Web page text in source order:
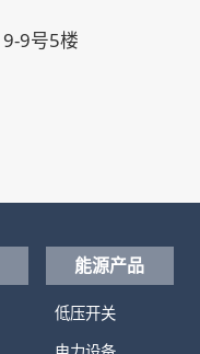
9号5楼
能源产品
低压开关